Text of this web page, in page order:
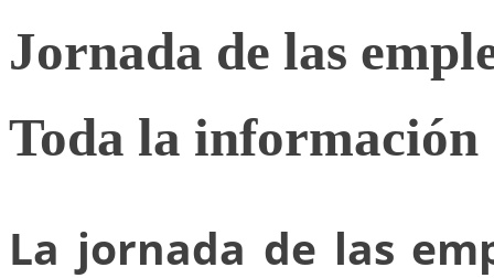
Jornada de las
Toda la información
La jornada de las